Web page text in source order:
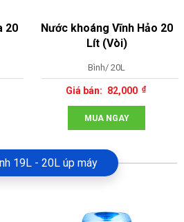
20
Nước khoáng Vĩnh Hảo 20
Lít (Vòi)
Bình/ 20L
82,000
MUA NGAY
19L - 20L úp máy